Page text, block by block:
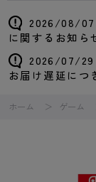
2026/08/07
に関するお知ら
2026/07/29
お届け遅延につ
ホーム ゲーム